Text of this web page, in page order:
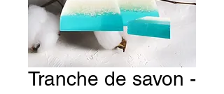
Tranche de savon -